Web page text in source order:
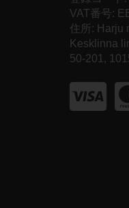
VAT番号:
住所: Harju
Kesklinna
50-201,